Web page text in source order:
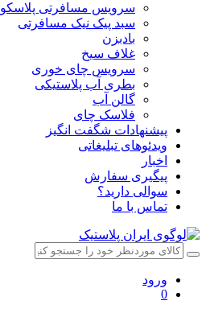
سرویس مسافرتی پلاسکو
سبد پیک نیک مسافرتی
بادبزن
غلاف سیخ
سرویس چای خوری
بطری آب پلاستیکی
گالن آب
فلاسک چای
پیشنهادات شگفت انگیز
ویدئوهای تبلیغاتی
اخبار
پیگیری سفارش
سوالی دارید؟
تماس با ما
ورود
0